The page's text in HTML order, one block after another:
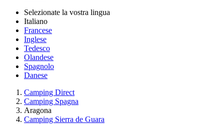
Selezionate la vostra lingua
Italiano
Francese
Inglese
Tedesco
Olandese
Spagnolo
Danese
Camping Direct
Camping Spagna
Aragona
Camping Sierra de Guara